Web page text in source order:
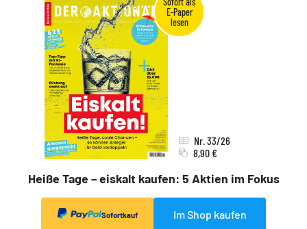
Heiße Tage – eiskalt kaufen: 5 Aktien im Fokus
Nr. 33/26
8,90 €
Sofortkauf Im Shop kaufen